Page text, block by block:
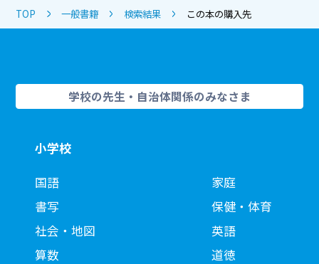
TOP 一般書籍 検索結果 この本の購入先
学校の先生・自治体関係のみなさま
小学校
国語
書写
社会・地図
算数
家庭
保健・体育
英語
道徳